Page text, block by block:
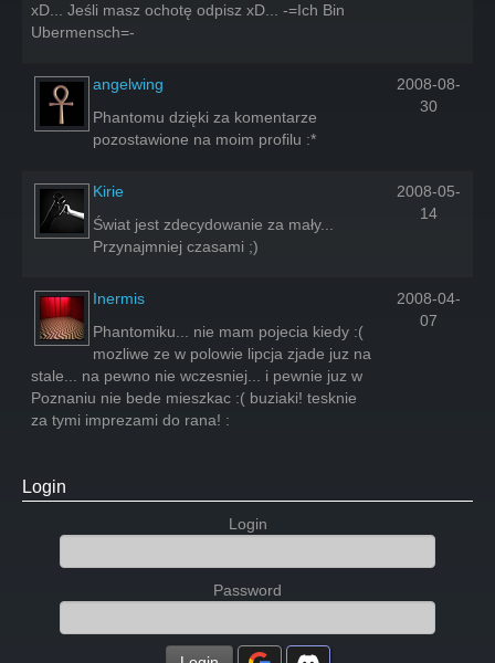
xD... Jeśli masz ochotę odpisz xD... -=Ich Bin
Ubermensch=-
angelwing
Phantomu dzięki za komentarze
pozostawione na moim profilu :*
2008-08-
30
Kirie
Świat jest zdecydowanie za mały...
Przynajmniej czasami ;)
2008-05-
14
Inermis
Phantomiku... nie mam pojecia kiedy :(
mozliwe ze w polowie lipcja zjade juz na
stale... na pewno nie wczesniej... i pewnie juz w
Poznaniu nie bede mieszkac :( buziaki! tesknie
za tymi imprezami do rana! :
2008-04-
07
Login
Login
Password